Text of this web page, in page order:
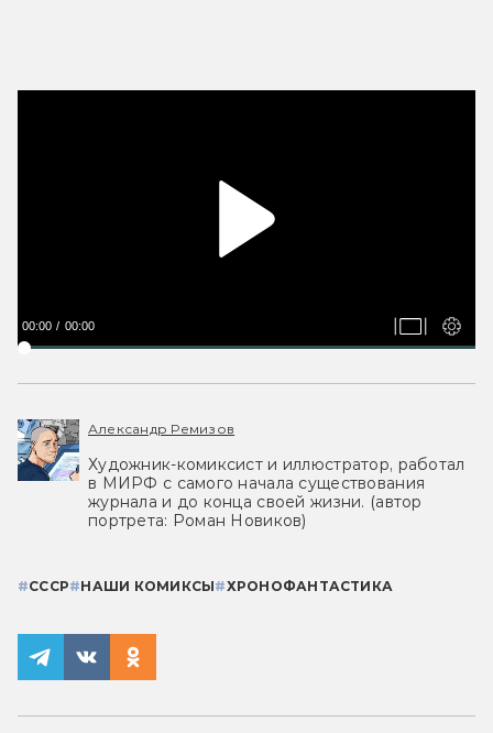
00:00 00:00
Александр Ремизов
Художник-комиксист и иллюстратор, работал
в МИРФ с самого начала существования
журнала и до конца своей жизни. (автор
портрета: Роман Новиков)
#СССР#НАШИ КОМИКСЫ#ХРОНОФАНТАСТИКА